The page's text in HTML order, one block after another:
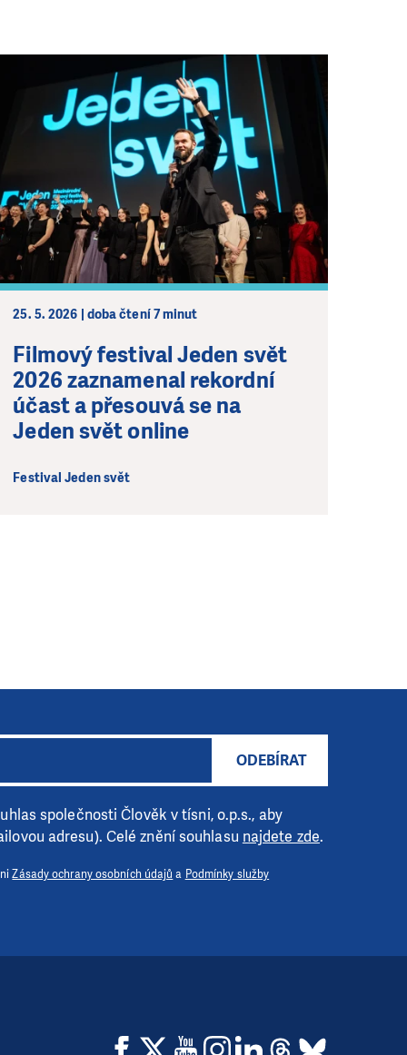
25. 5. 2026 | doba čtení 7 minut
Filmový festival Jeden svět
2026 zaznamenal rekordní
účast a přesouvá se na
Jeden svět online
Festival Jeden svět
ODEBÍRAT
společnosti Člověk v tísni, o.p.s., aby
adresu). Celé znění souhlasu najdete zde.
niZásady ochrany osobních údajů a Podmínky služby